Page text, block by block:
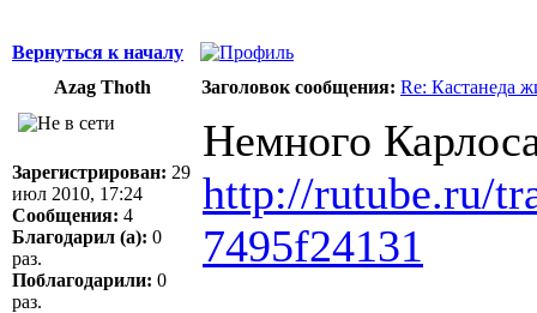
Вернуться к началу
Azag Thoth
Заголовок сообщения: Re: Кастанеда
Зарегистрирован: 29
июл 2010, 17:24
Сообщения: 4
Благодарил (а): 0
раз.
Поблагодарили: 0
раз.
Немного
http://rutube.ru/
7495f24131